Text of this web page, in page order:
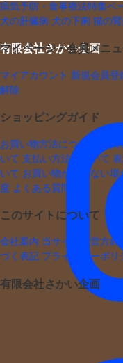
病気予防・食事療法特集ペ
犬の肝臓病 犬の下痢 猫の
マイページ・会員メニ
マイアカウント 新規会員登
解除
ショッピングガイド
お買い物方法について 会
いて 支払い方法について
いて お買い物ができない場
度 よくある質問
このサイトについて
会社案内 当サイト運営方針
づく表記 プライバシーポリ
有限会社さかい企画
有限会社さかい企画